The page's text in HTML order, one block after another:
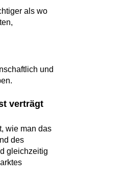
als wo
und
verträgt
wie man das
des
gleichzeitig